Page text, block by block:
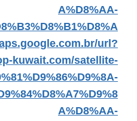
A%D8%AA-
url?
kuwait.com/satellite-
A%D8%AA-